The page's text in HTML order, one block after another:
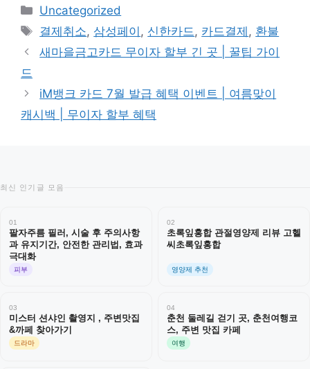
카
테
리
Uncategorized
태
그
결제취소, 삼성페이 , 신한카드, 카드결제 , 환불
새마을금고카드 무이자 할부 긴 곳 | 꿀팁 가이
드
iM뱅크 카드 7월 발급 혜택 이벤트 | 여름맞이
캐시백 | 무이자 할부 혜택
최신 인기글 모음
01
팔자주름 필러, 시술 후 주의사항
과 유지기간, 안전한 관리법, 효과
극대화
피부
02
초록잎홍합 관절영양제 리뷰 고헬
씨초록잎홍합
영양제 추천
03
미스터 션샤인 촬영지 , 주변맛집
&까페 찾아가기
드라마
04
춘천 둘레길 걷기 곳, 춘천여행코
스, 주변 맛집 카페
여행